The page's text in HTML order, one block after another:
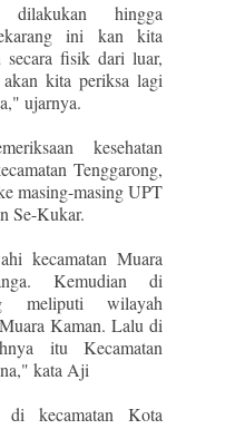
dilakukan hingga
ini kan kita
secara fisik dari luar,
kita periksa lagi
ujarnya.
kesehatan
Tenggarong,
masing-masing UPT
Se-Kukar.
kecamatan Muara
Kemudian di
meliputi wilayah
Kaman. Lalu di
itu Kecamatan
kata Aji
di kecamatan Kota